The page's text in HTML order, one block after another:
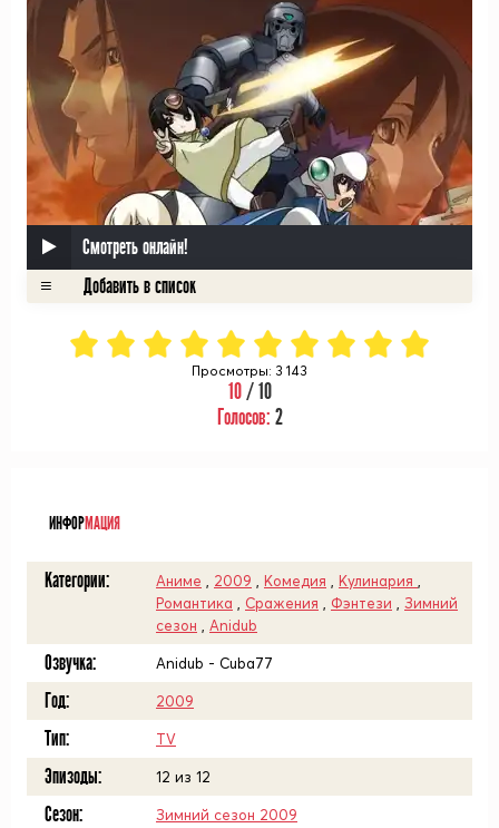
Смотреть онлайн!
Просмотры: 3 143
10/ 10
Голосов: 2
ИНФОРМАЦИЯ
Категории: Аниме 2009 Комедия Кулинария
Романтика
Сражения Фэнтези
Зимний
сезон
Anidub
Озвучка: Anidub - Cuba77
Год: 2009
Тип: TV
Эпизоды: 12 из 12
Сезон: Зимний сезон 2009